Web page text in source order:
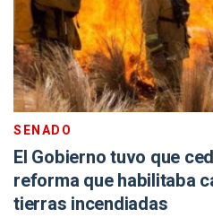
SENADO
El Gobierno tuvo que
reforma que habilitaba
tierras incendiadas